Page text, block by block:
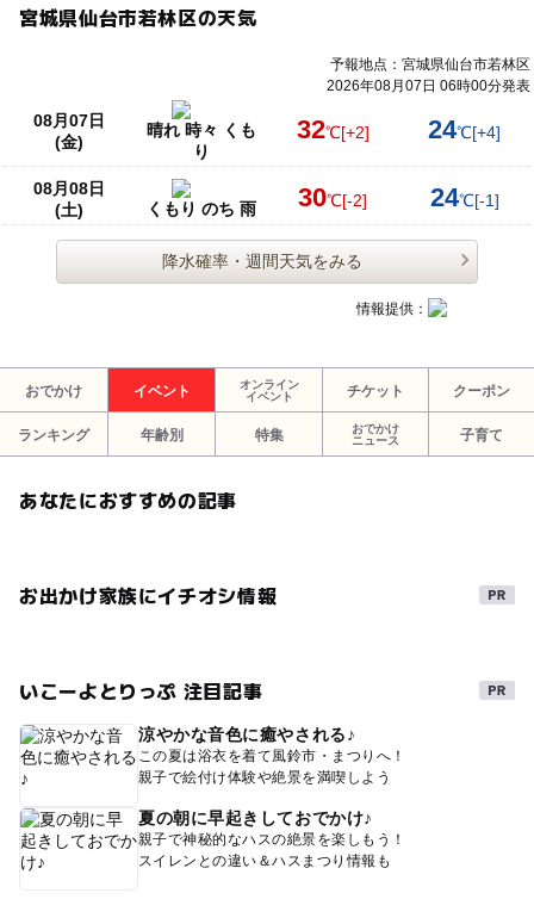
宮城県仙台市若林区の天気
予報地点：宮城県仙台市若林区
2026年08月07日 06時00分発表
08月07日
(金)
晴れ 時々 くも
り
32℃[+2] 24℃[+4]
08月08日
(土)
くもり のち 雨 30℃[-2] 24℃[-1]
降水確率・週間天気をみる
情報提供：
おでかけ イベント
オンライン
イベント
チケット クーポン
ランキング 年齢別 特集
おでかけ
ニュース
子育て
あなたにおすすめの記事
お出かけ家族にイチオシ情報
いこーよとりっぷ 注目記事
涼やかな音色に癒やされる♪
この夏は浴衣を着て風鈴市・まつりへ！
親子で絵付け体験や絶景を満喫しよう
夏の朝に早起きしておでかけ♪
親子で神秘的なハスの絶景を楽しもう！
スイレンとの違い＆ハスまつり情報も